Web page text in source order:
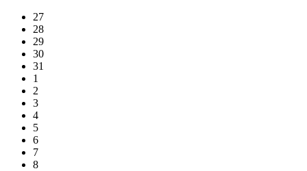
27
28
29
30
31
1
2
3
4
5
6
7
8